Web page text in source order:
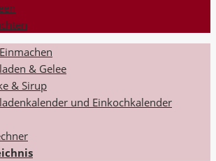
& Gelee
& Sirup
und Einkochkalender